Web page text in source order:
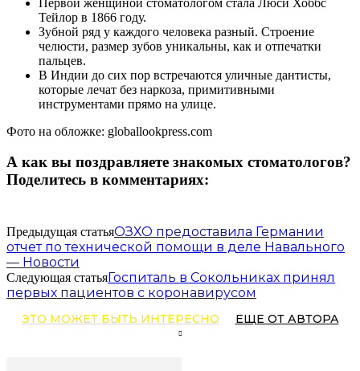
Тейлор в 1866 году.
Зубной ряд у каждого человека разный. Строение
челюсти, размер зубов уникальны, как и отпечатки
пальцев.
В Индии до сих пор встречаются уличные дантисты,
которые лечат без наркоза, примитивными
инструментами прямо на улице.
Фото на обложке: globallookpress.com
А как вы поздравляете знакомых стоматологов?
Поделитесь в комментариях:
Предыдущая статьяОЗХО предоставила Германии
отчет по технической помощи в деле Навального
— Новости
Следующая статьяГоспиталь в Сокольниках принял
первых пациентов с коронавирусом
ЭТО МОЖЕТ БЫТЬ ИНТЕРЕСНО ЕЩЕ ОТ АВТОРА